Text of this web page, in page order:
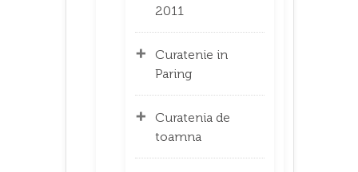
2011
Curatenie in
Paring
Curatenia de
toamna